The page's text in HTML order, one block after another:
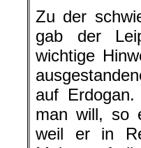
Zu der
gab der
wichtige
auf
man will, so
weil er in